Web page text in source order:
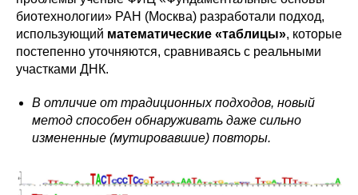
биотехнологии» РАН (Москва) разработали подход,
использующий математические «таблицы», которые
постепенно уточняются, сравниваясь с реальными
участками ДНК.
В отличие от традиционных подходов, новый
метод способен обнаруживать даже сильно
измененные (мутировавшие) повторы.